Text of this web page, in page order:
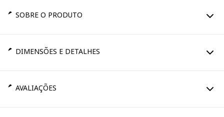
SOBRE O PRODUTO
DIMENSÕES E DETALHES
AVALIAÇÕES